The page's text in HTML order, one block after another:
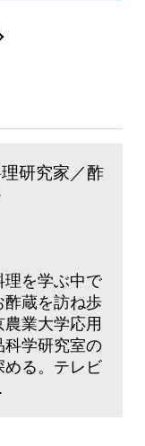
研究家／酢
理を学ぶ中で
酢蔵を訪ね歩
業大学応用
科学研究室の
める。テレビ